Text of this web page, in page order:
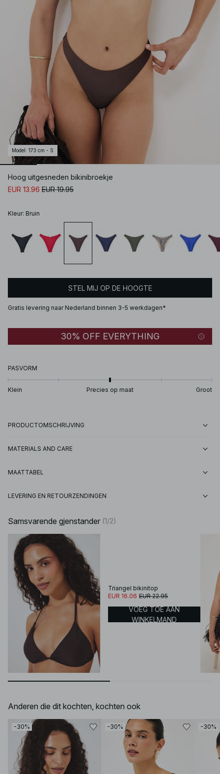
Model : 173 cm - S
Hoog uitgesneden bikinibroekje
EUR 13.96 EUR 19.95
Kleur: Bruin
STEL MIJ OP DE HOOGTE
Gratis levering naar Nederland binnen 3-5 werkdagen*
30% OFF EVERYTHING
PASVORM
Klein Precies op maat Groot
PRODUCTOMSCHRIJVING
MATERIALS AND CARE
MAATTABEL
LEVERING EN RETOURZENDINGEN
Samsvarende gjenstander (1/2)
Triangel bikinitop
EUR 16.06 EUR 22.95
VOEG TOE AAN
WINKELMAND
Anderen die dit kochten, kochten ook
-30% -30% -30%